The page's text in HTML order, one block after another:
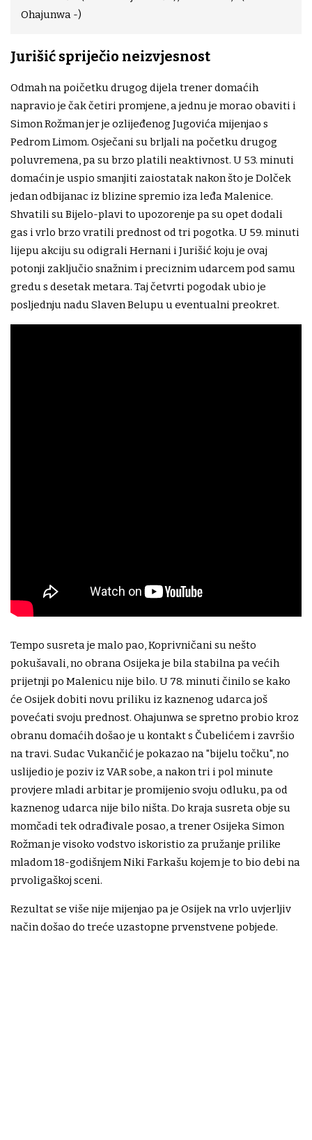
Ohajunwa -)
Jurišić spriječio neizvjesnost
Odmah na poičetku drugog dijela trener domaćih
napravio je čak četiri promjene, a jednu je morao obaviti i
Simon Rožman jer je ozlijeđenog Jugovića mijenjao s
Pedrom Limom. Osječani su brljali na početku drugog
poluvremena, pa su brzo platili neaktivnost. U 53. minuti
domaćin je uspio smanjiti zaiostatak nakon što je Dolček
jedan odbijanac iz blizine spremio iza leđa Malenice.
Shvatili su Bijelo-plavi to upozorenje pa su opet dodali
gas i vrlo brzo vratili prednost od tri pogotka. U 59. minuti
lijepu akciju su odigrali Hernani i Jurišić koju je ovaj
potonji zaključio snažnim i preciznim udarcem pod samu
gredu s desetak metara. Taj četvrti pogodak ubio je
posljednju nadu Slaven Belupu u eventualni preokret.
Tempo susreta je malo pao, Koprivničani su nešto
pokušavali, no obrana Osijeka je bila stabilna pa većih
prijetnji po Malenicu nije bilo. U 78. minuti činilo se kako
će Osijek dobiti novu priliku iz kaznenog udarca još
povećati svoju prednost. Ohajunwa se spretno probio kroz
obranu domaćih došao je u kontakt s Čubelićem i završio
na travi. Sudac Vukančić je pokazao na "bijelu točku", no
uslijedio je poziv iz VAR sobe, a nakon tri i pol minute
provjere mladi arbitar je promijenio svoju odluku, pa od
kaznenog udarca nije bilo ništa. Do kraja susreta obje su
momčadi tek odrađivale posao, a trener Osijeka Simon
Rožman je visoko vodstvo iskoristio za pružanje prilike
mladom 18-godišnjem Niki Farkašu kojem je to bio debi na
prvoligaškoj sceni.
Rezultat se više nije mijenjao pa je Osijek na vrlo uvjerljiv
način došao do treće uzastopne prvenstvene pobjede.